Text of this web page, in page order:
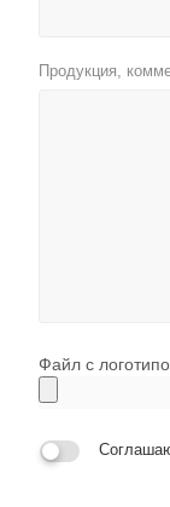
Продукция,
Файл с